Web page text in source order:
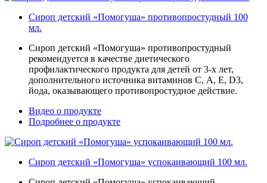
Сироп детский «Помогуша» противопростудный 100
мл.
Сироп детский «Помогуша» противопростудный
рекомендуется в качестве диетического
профилактического продукта для детей от 3-х лет,
дополнительного источника витаминов С, А, Е, D3,
йода, оказывающего противопростудное действие.
Видео о продукте
Подробнее о продукте
Сироп детский «Помогуша» успокаивающий 100 мл.